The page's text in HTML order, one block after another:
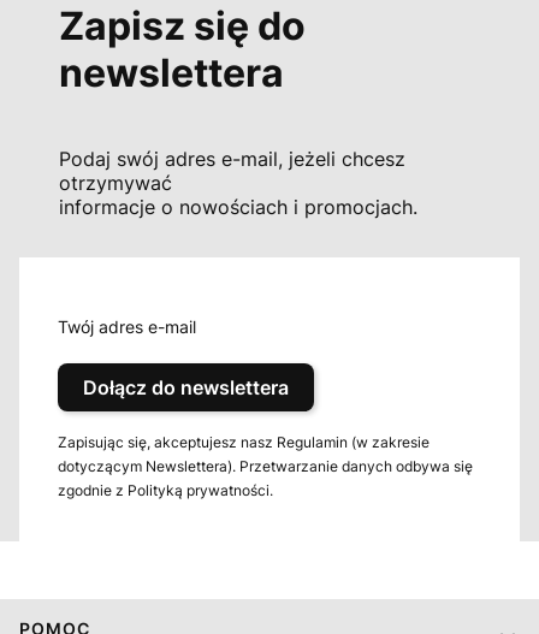
Zapisz się do
newslettera
Podaj swój adres e-mail, jeżeli chcesz
otrzymywać
informacje o nowościach i promocjach.
Twój adres e-mail
Dołącz do newslettera
Zapisując się, akceptujesz nasz Regulamin (w zakresie
dotyczącym Newslettera). Przetwarzanie danych odbywa się
zgodnie z Polityką prywatności.
POMOC